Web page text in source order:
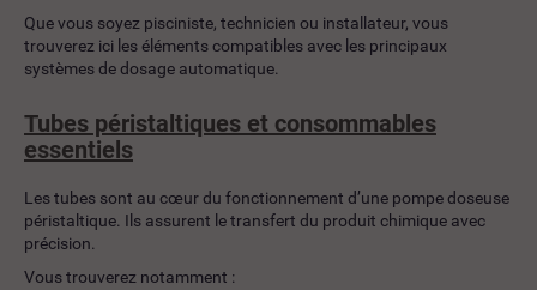
Que vous soyez pisciniste, technicien ou installateur, vous
trouverez ici les éléments compatibles avec les principaux
systèmes de dosage automatique.
Tubes péristaltiques et consommables
essentiels
Les tubes sont au cœur du fonctionnement d’une pompe doseuse
péristaltique. Ils assurent le transfert du produit chimique avec
précision.
Vous trouverez notamment :